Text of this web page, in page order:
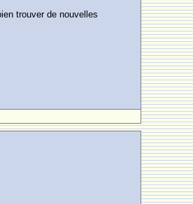
trouver de nouvelles